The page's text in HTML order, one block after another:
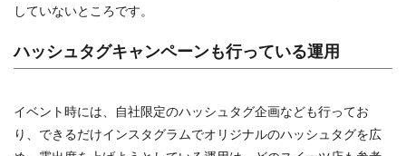
していないところです。
ハッシュタグキャンペーンも行っている運用
イベント時には、自社限定のハッシュタグ企画なども行ってお
り、できるだけインスタグラムでオリジナルのハッシュタグを広